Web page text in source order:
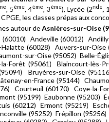
, 5ème, 4ème, 3ème), Lycée (2nde, 1
les classes prépas aux
autour deAsnières-sur-Oise
(60010) Andeville (60012)
(60028) Auvers-sur-Oise
sur-Oise (95052) Belle-
Forêt (95061) Blaincourt-lès-
Bruyères-sur-Oise
en-France (95144)
Courteuil (60170) Coye-la-
(95199) Eaubonne (95203)
(60212) Ermont (95219)
(95252) Frépillon